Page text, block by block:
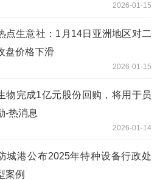
2026-01-15
点生意社：1月14日亚洲地区对二
盘价格下滑
2026-01-15
物完成1亿元股份回购，将用于员
-热消息
2026-01-14
城港公布2025年特种设备行政处
案例